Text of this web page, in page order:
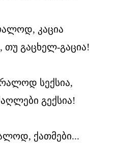
კაცია
თუ გაცხელ-გაცია!
სექსია,
გექსია!
ქათმები...